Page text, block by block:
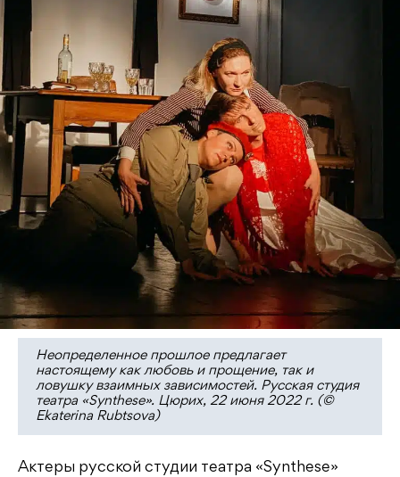
Неопределенное прошлое предлагает
настоящему как любовь и прощение, так и
ловушку взаимных зависимостей. Русская студия
театра «Synthese». Цюрих, 22 июня 2022 г. (©
Ekaterina Rubtsova)
Актеры русской студии театра «Synthese»